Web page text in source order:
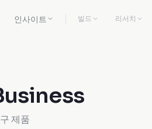
인사이트 빌드 리서치
제품